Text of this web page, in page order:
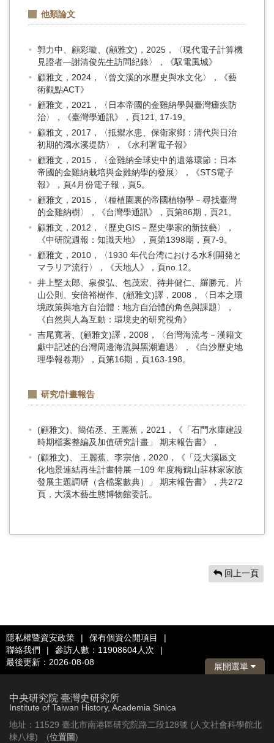
他類論文
郭力中、顧彩璇、(顧雅文)，2025，〈現代電子計算機
見證者—謝清俊先生訪問紀錄〉，《馭電風城》
顧雅文，2024，〈曾文溪的水歷史與水文化〉，《藝
術觀點ACT》
顧雅文，2021，〈日本帝國的金雞納學與臺灣瘧疾防
治〉，《臺灣學通訊》，頁121, 17-19。
顧雅文，2017，〈抵禦水患、保衛家鄉：清代與日治
初期的濁水溪堤防〉，《水利署電子報》
顧雅文，2015，〈金雞納全球史中的遺落環節：日本
帝國的金雞納栽培與金雞納學的發展〉，《STS電子
報》，頁4月份電子報，頁5。
顧雅文，2015，〈種植園裏的帝國植物學－尋找臺灣
的金雞納樹〉，《台灣學通訊》，頁第86期，頁21。
顧雅文，2012，〈歷史GIS－歷史學家的新技藝〉，
《中研院週報：知識天地》，頁第1398期，頁7-9。
顧雅文，2010，〈1930 年代台湾における水利開発と
マラリア流行〉，《天地人》，頁no.12。
井上堅太郎、泉俊弘、包茂宏、待井健仁、羅勝元、片
山公則、安倍裕樹作、(顧雅文)譯，2008，〈日本之環
境政策與地方自治體：地方自治體的角色與課題〉，
《自然與人為互動：環境史的研究視角》
吉尾寬著、(顧雅文)譯，2008，〈台灣海流考－漢籍文
獻中記述的台灣周邊海流與黑潮遭遇〉，《白沙歷史地
理學報卷期》，頁第16期，頁163-198。
研究/計畫報告
(顧雅文)、簡佑丞、王麗蕉，2021，《「石門水庫建設
時期檔案整編及加值研究計畫」 期末報告書》，
(顧雅文)、 王麗蕉、李宗信，2020，《「泛大溪區文
化地景連結再生計畫特展 ─109 年度梅鶴山莊林家家族
發展主題調研（含檔案數典）」 期末報告書》，共272
頁，大溪木藝生態博物館委託。
回上一頁
隱私權暨資安政策 | 保有個資公開項目
|
聯絡我們
| 參訪人數：11908604人次
|
最後更新：2026-08-08
展開選單
中央研究院 臺灣史研究所
Institute of Taiwan History, Academia Sinica
地址：11529 臺北市南港區研究院路二段128號 (人文社會科學館北
棟八樓) (位置圖)